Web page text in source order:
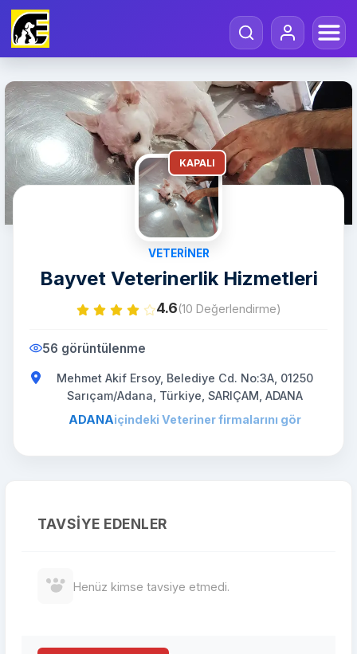
KAPALI
VETERINER
Bayvet Veterinerlik Hizmetleri
4.6(10 Değerlendirme)
56 görüntülenme
Mehmet Akif Ersoy, Belediye Cd. No:3A, 01250
Sarıçam/Adana, Türkiye, SARIÇAM, ADANA
ADANAiçindeki Veteriner firmalarını gör
TAVSIYE EDENLER
Henüz kimse tavsiye etmedi.